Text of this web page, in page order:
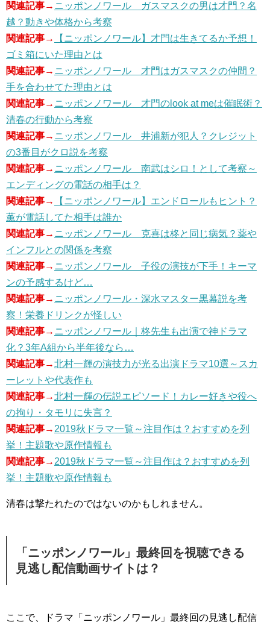
関連記事→ ニッポンノワール ガスマスクの男は才門？名
越？動きや体格から考察
関連記事→
【ニッポンノワール】才門は生きてるか予想！
ゴミ箱にいた理由とは
関連記事→ ニッポンノワール 才門はガスマスクの仲間？
手を合わせてた理由とは
関連記事→ ニッポンノワール 才門のlook at meは催眠術？
清春の行動から考察
関連記事→ ニッポンノワール 井浦新が犯人？クレジット
の3番目がクロ説を考察
関連記事→ ニッポンノワール 南武はシロ！として考察～
エンディングの電話の相手は？
関連記事→
【ニッポンノワール】エンドロールもヒント？
薫が電話してた相手は誰か
関連記事→ ニッポンノワール 克喜は柊と同じ病気？薬や
インフルとの関係を考察
関連記事→ ニッポンノワール 子役の演技が下手！キーマ
ンの予感するけど…
関連記事→ ニッポンノワール・深水マスター黒幕説を考
察！栄養ドリンクが怪しい
関連記事→ ニッポンノワール｜柊先生も出演で神ドラマ
化？3年A組から半年後なら…
関連記事→北村一輝の演技力が光る出演ドラマ10選～スカ
ーレットや代表作も
関連記事→北村一輝の伝説エピソード！カレー好きや役へ
の拘り・タモリに失言？
関連記事→ 2019秋ドラマ一覧～注目作は？おすすめを列
挙！主題歌や原作情報も
関連記事→ 2019秋ドラマ一覧～注目作は？おすすめを列
挙！主題歌や原作情報も
清春は撃たれたのではないのかもしれません。
「ニッポンノワール」最終回を視聴できる
見逃し配信動画サイトは？
ここで、ドラマ「ニッポンノワール」最終回の見逃し配信